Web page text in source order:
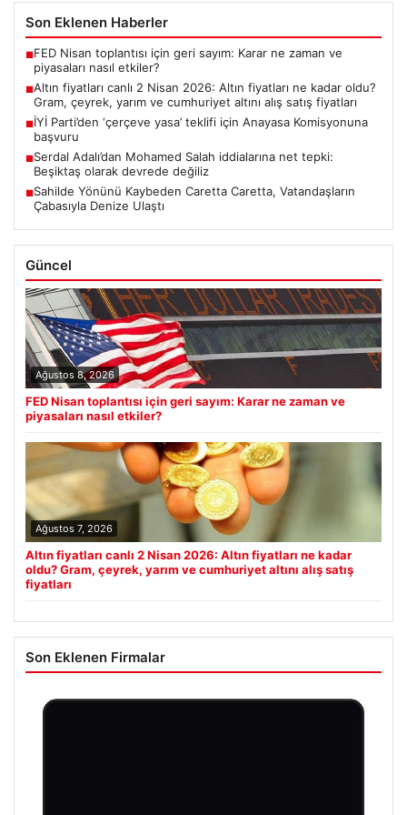
Son Eklenen Haberler
■FED Nisan toplantısı için geri sayım: Karar ne zaman ve
piyasaları nasıl etkiler?
■Altın fiyatları canlı 2 Nisan 2026: Altın fiyatları ne kadar oldu?
Gram, çeyrek, yarım ve cumhuriyet altını alış satış fiyatları
■İYİ Parti’den ‘çerçeve yasa’ teklifi için Anayasa Komisyonuna
başvuru
■Serdal Adalı’dan Mohamed Salah iddialarına net tepki:
Beşiktaş olarak devrede değiliz
■Sahilde Yönünü Kaybeden Caretta Caretta, Vatandaşların
Çabasıyla Denize Ulaştı
Güncel
Ağustos 8, 2026
FED Nisan toplantısı için geri sayım: Karar ne zaman ve
piyasaları nasıl etkiler?
Ağustos 7, 2026
Altın fiyatları canlı 2 Nisan 2026: Altın fiyatları ne kadar
oldu? Gram, çeyrek, yarım ve cumhuriyet altını alış satış
fiyatları
Son Eklenen Firmalar